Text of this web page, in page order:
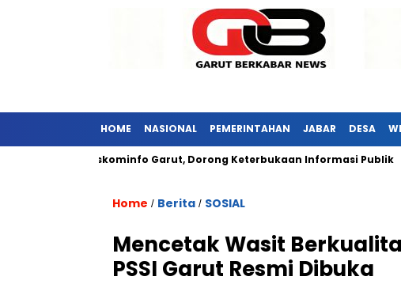
HOME NASIONAL PEMERINTAHAN JABAR DESA
Diskominfo Garut, Dorong Keterbukaan Informasi Publik
Home / Berita / SOSIAL
Mencetak Wasit
PSSI Garut Resmi Dibuka